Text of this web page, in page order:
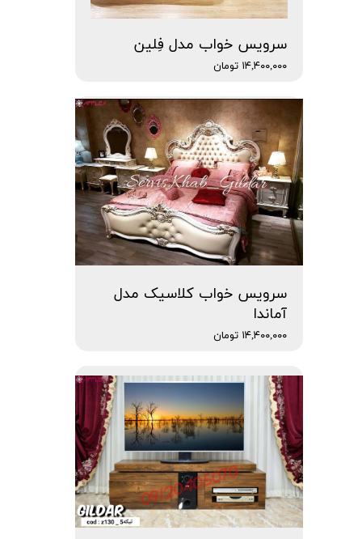
سرویس خواب مدل فِلین
۱۴,۴۰۰,۰۰۰ تومان
سرویس خواب کلاسیک مدل
آماندا
۱۴,۴۰۰,۰۰۰ تومان